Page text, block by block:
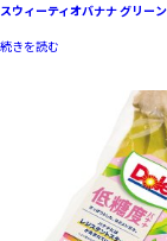
スウィーティオバナナ グリー
続きを読む